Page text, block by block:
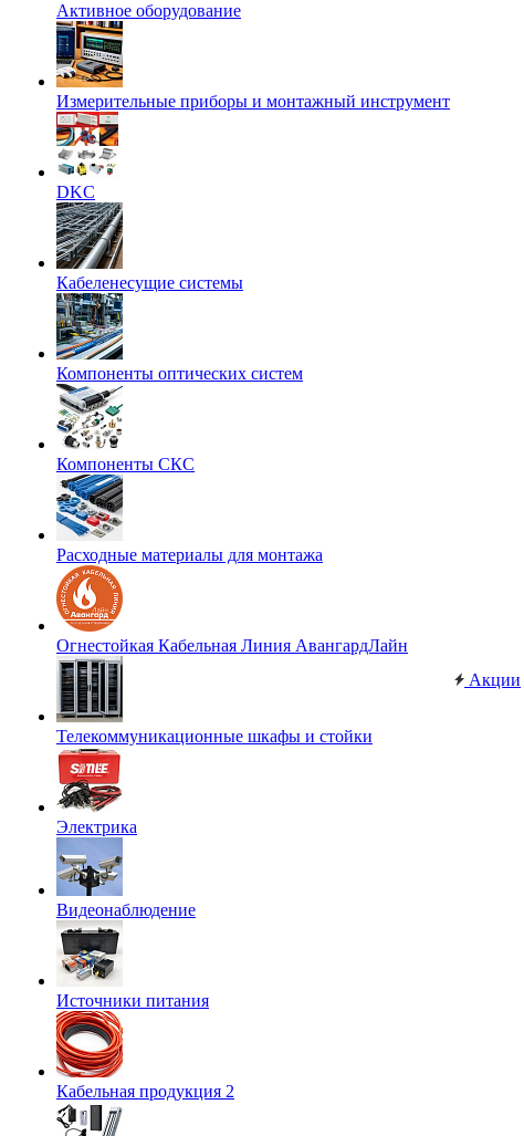
Активное оборудование
Измерительные приборы и монтажный инструмент
DKC
Кабеленесущие системы
Компоненты оптических систем
Компоненты СКС
Расходные материалы для монтажа
Огнестойкая Кабельная Линия АвангардЛайн
Телекоммуникационные шкафы и стойки
Электрика
Видеонаблюдение
Источники питания
Кабельная продукция 2
Акции